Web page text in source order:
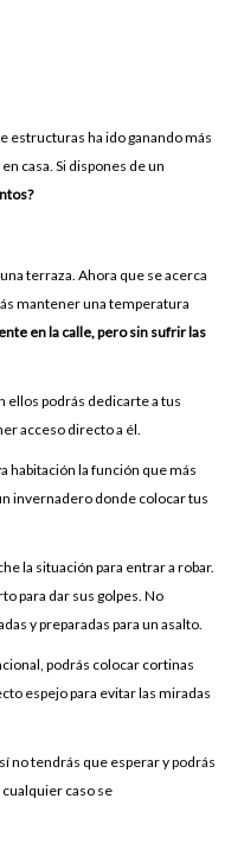
estructuras ha ido ganando más
casa. Si dispones de un
terraza. Ahora que se acerca
mantener una temperatura
en la calle, pero sin sufrir las
ellos podrás dedicarte a tus
acceso directo a él.
habitación la función que más
invernadero donde colocar tus
la situación para entrar a robar.
para dar sus golpes. No
y preparadas para un asalto.
podrás colocar cortinas
espejo para evitar las miradas
no tendrás que esperar y podrás
caso se